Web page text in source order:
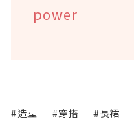
power
#造型 #穿搭 #長裙